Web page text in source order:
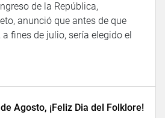
de la República,
anunció que antes de que
fines de julio, sería elegido el
Agosto, ¡Feliz Dia del Folklore!